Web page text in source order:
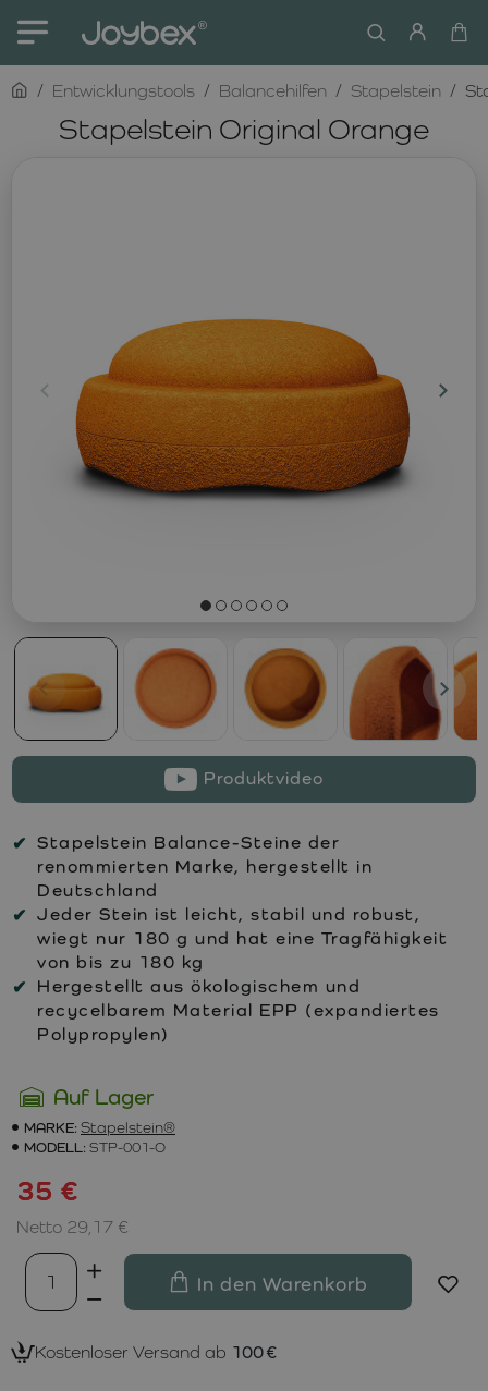
Stapelstein Original Orange
homeEntwicklungstools Balancehilfen Stapelstein
Produktvideo
Stapelstein Balance-Steine der
renommierten Marke, hergestellt in
Deutschland
Jeder Stein ist leicht, stabil und robust,
wiegt nur 180 g und hat eine Tragfähigkeit
von bis zu 180 kg
Hergestellt aus ökologischem und
recycelbarem Material EPP (expandiertes
Polypropylen)
Auf Lager
MARKE: Stapelstein®
MODELL: STP-001-O
35 €
Netto 29,17 €
In den Warenkorb
Kostenloser Versand ab 100 €